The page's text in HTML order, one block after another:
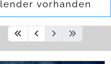
vorhanden